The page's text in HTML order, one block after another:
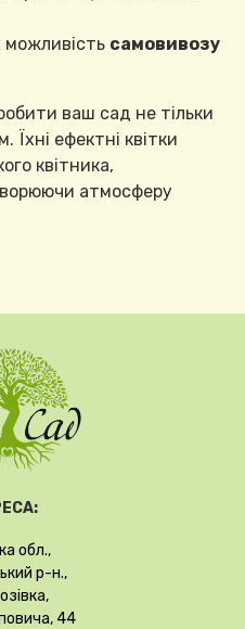
можливість самовивозу
ваш сад не тільки
Їхні ефектні квітки
квітника,
атмосферу
обл.,
р-н.,
44